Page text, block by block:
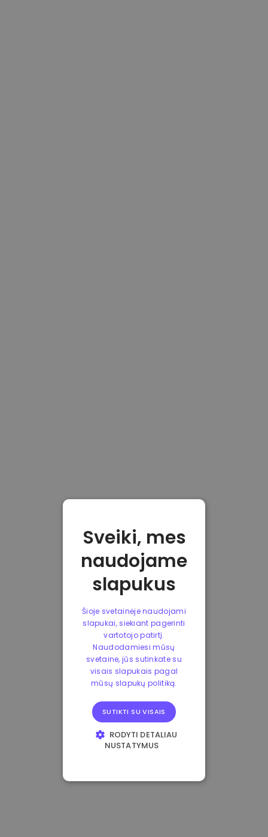
Sveiki, mes
naudojame
slapukus
Šioje svetainėje naudojami
slapukai, siekiant pagerinti
vartotojo patirtį.
Naudodamiesi mūsų
svetaine, jūs sutinkate su
visais slapukais pagal
mūsų slapukų politiką.
SUTIKTI SU VISAIS
RODYTI DETALIAU
NUSTATYMUS